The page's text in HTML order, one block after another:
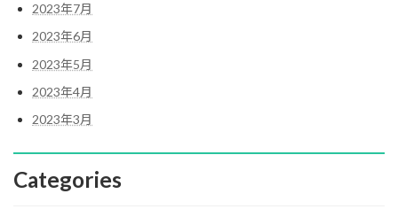
2023年7月
2023年6月
2023年5月
2023年4月
2023年3月
Categories